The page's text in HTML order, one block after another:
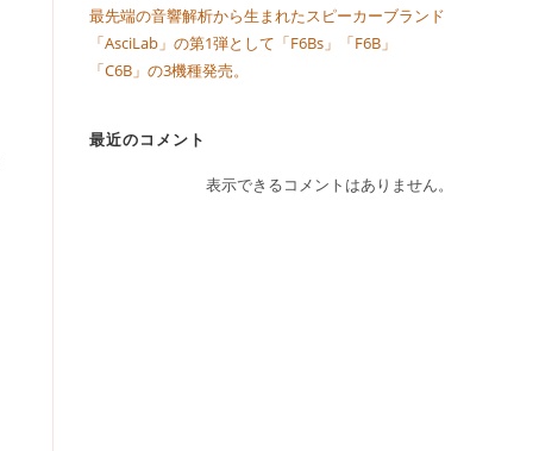
最先端の音響解析から生まれたスピーカーブランド
「AsciLab」の第1弾として「F6Bs」「F6B」
「C6B」の3機種発売。
最近のコメント
表示できるコメントはありません。